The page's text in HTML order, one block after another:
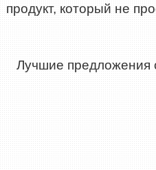
продукт, который не
Лучшие предложения